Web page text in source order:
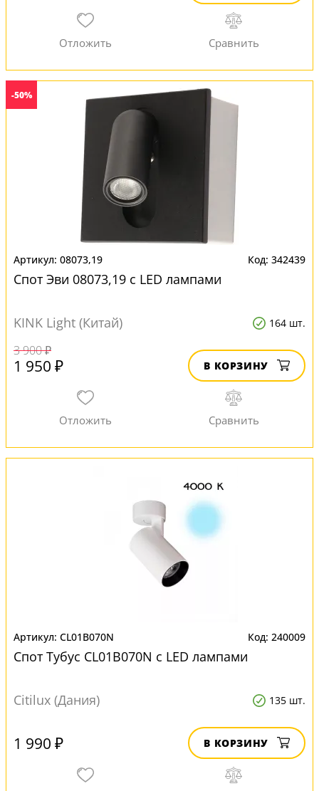
-50%
08073,19 342439
Спот Эви 08073,19 с LED лампами
KINK Light (Китай) 164 шт.
3 900 ₽
1 950 ₽ В КОРЗИНУ
CL01B070N 240009
Спот Тубус CL01B070N с LED лампами
Citilux (Дания) 135 шт.
1 990 ₽ В КОРЗИНУ